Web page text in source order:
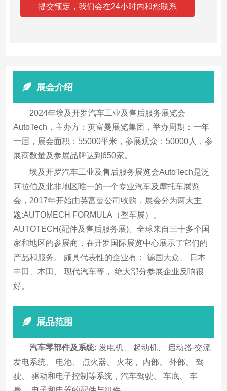
展会介绍
2024年埃及开罗汽车工业及售后服务展览会
AutoTech，主办方：英富曼展览集团，举办周期：一年
一届，展会面积：55000平米，参展观众：50000人，参
展商数量及参展品牌达到650家。
埃及开罗汽车工业及售后服务展览会AutoTech是泛
阿拉伯及北非地区唯一的一个专业汽车及摩托车展览
会，2017年开始由英富曼公司收购，展会分为两大主
题:AUTOMECH FORMULA（整车展）、
AUTOTECH(配件及售后服务展)。全球来自三十多个国
家和地区的参展商，在开罗国际展览中心展示了它们的
产品和服务。 颇具代表性的企业有： 德国大众、 日本
丰田、本田、 现代汽车等， 绝大部分参展企业反响很
好。
展品范围
汽车零部件及系统: 发电机、 起动机、 启动器-交流
发电系统、 电池、 点火器、 火花， 内部、 外部、 驾
驶、 驱动和电子控制等系统，汽车驾驶、 车底、 车